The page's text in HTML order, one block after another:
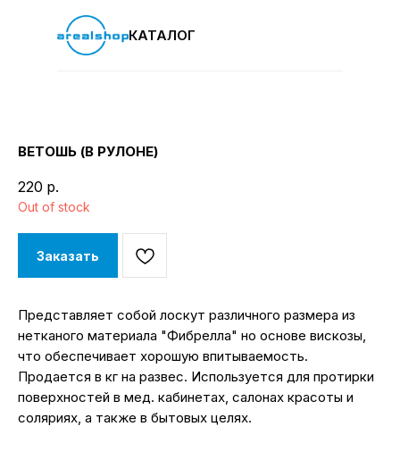
КАТАЛОГ
ВЕТОШЬ (В РУЛОНЕ)
220 р.
Out of stock
Заказать
Представляет собой лоскут различного размера из
нетканого материала "Фибрелла" но основе вискозы,
что обеспечивает хорошую впитываемость.
Продается в кг на развес. Используется для протирки
поверхностей в мед. кабинетах, салонах красоты и
соляриях, а также в бытовых целях.